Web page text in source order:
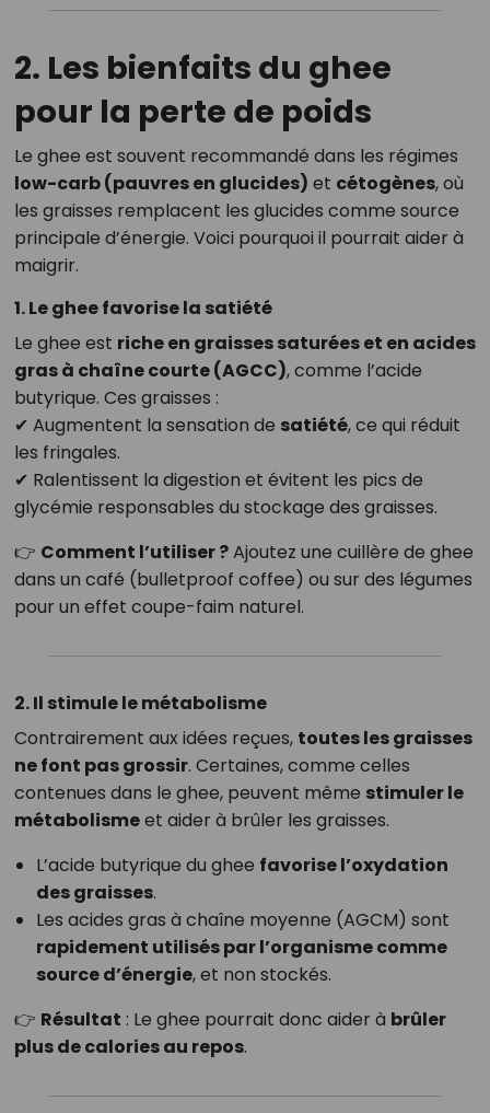
2. Les bienfaits du ghee
pour la perte de poids
Le ghee est souvent recommandé dans les régimes
low-carb (pauvres en glucides) et cétogènes, où
les graisses remplacent les glucides comme source
principale d’énergie. Voici pourquoi il pourrait aider à
maigrir.
1. Le ghee favorise la satiété
Le ghee est riche en graisses saturées et en acides
gras à chaîne courte (AGCC), comme l’acide
butyrique. Ces graisses :
✔ Augmentent la sensation de satiété, ce qui réduit
les fringales.
✔ Ralentissent la digestion et évitent les pics de
glycémie responsables du stockage des graisses.
👉 Comment l’utiliser ?Ajoutez une cuillère de ghee
dans un café (bulletproof coffee) ou sur des légumes
pour un effet coupe-faim naturel.
2. Il stimule le métabolisme
Contrairement aux idées reçues, toutes les graisses
ne font pas grossir. Certaines, comme celles
contenues dans le ghee, peuvent même stimuler le
métabolismeet aider à brûler les graisses.
L’acide butyrique du ghee favorise l’oxydation
des graisses.
Les acides gras à chaîne moyenne (AGCM) sont
rapidement utilisés par l’organisme comme
source d’énergie, et non stockés.
👉 Résultat : Le ghee pourrait donc aider à brûler
plus de calories au repos.